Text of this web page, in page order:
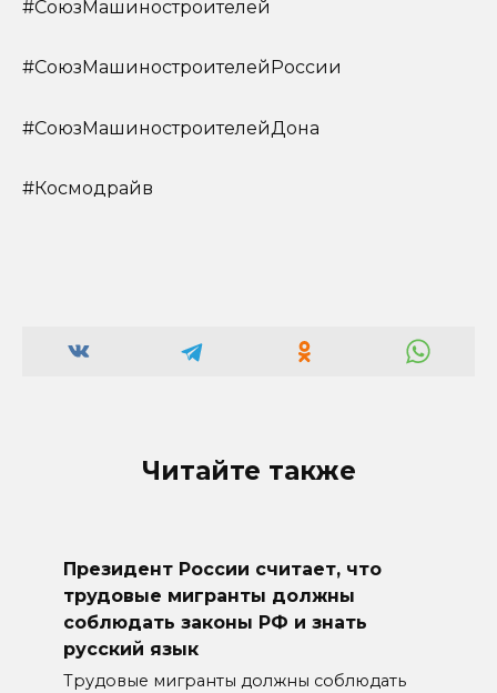
#СоюзМашиностроителей
#СоюзМашиностроителейРоссии
#СоюзМашиностроителейДона
#Космодрайв
Читайте также
Президент России считает, что
трудовые мигранты должны
соблюдать законы РФ и знать
русский язык
Трудовые мигранты должны соблюдать